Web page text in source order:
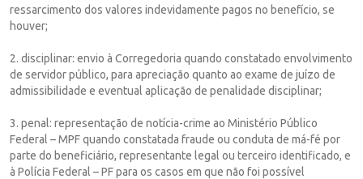
ressarcimento dos valores indevidamente pagos no benefício, se
houver;
2. disciplinar: envio à Corregedoria quando constatado envolvimento
de servidor público, para apreciação quanto ao exame de juízo de
admissibilidade e eventual aplicação de penalidade disciplinar;
3. penal: representação de notícia-crime ao Ministério Público
Federal – MPF quando constatada fraude ou conduta de má-fé por
parte do beneficiário, representante legal ou terceiro identificado, e
à Polícia Federal – PF para os casos em que não foi possível